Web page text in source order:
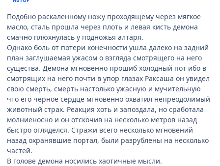
Подобно раскаленному ножу проходящему через мягкое
масло, сталь прошла через плоть и левая кисть демона
смачно плюхнулась у подножья алтаря.
Однако боль от потери конечности ушла далеко на задний
план заглушаемая ужасом о взгляда смотрящего на него
существа. Демона мгновенно прошиб холодный пот ибо в
смотрящих на него почти в упор глазах Раксаша он увидел
свою смерть, смерть настолько ужасную и мучительную
что его черное сердце мгновенно охватил непреодолимый
животный страх. Реакция хоть и запоздала, но сработала
молниеносно и он отскочив на несколько метров назад
быстро огляделся. Стражи всего несколько мгновений
назад охранявшие портал, были разрублены на несколько
частей.
В голове демона носились хаотичные мысли.